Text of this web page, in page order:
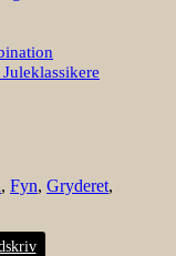
, Fyn, Gryderet,